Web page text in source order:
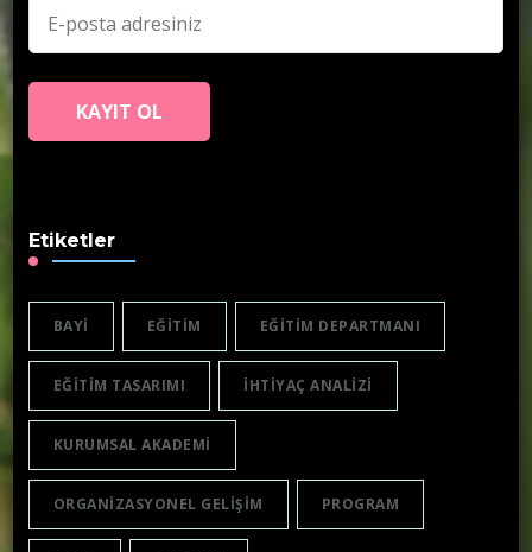
Etiketler
BAYI EĞITIM EĞITIM DEPARTMANI
EĞITIM TASARIMI IHTIYAÇ ANALIZI
KURUMSAL AKADEMI
ORGANIZASYONEL GELIŞIM PROGRAM